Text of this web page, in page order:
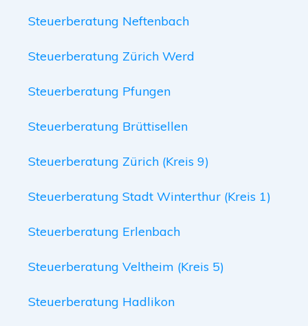
Steuerberatung Neftenbach
Steuerberatung Zürich Werd
Steuerberatung Pfungen
Steuerberatung Brüttisellen
Steuerberatung Zürich (Kreis 9)
Steuerberatung Stadt Winterthur (Kreis 1)
Steuerberatung Erlenbach
Steuerberatung Veltheim (Kreis 5)
Steuerberatung Hadlikon